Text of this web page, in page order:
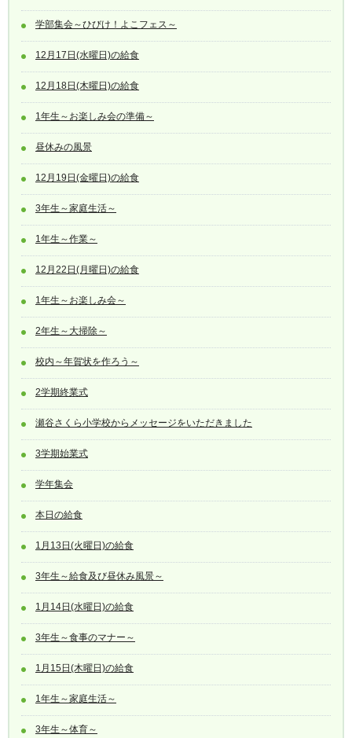
学部集会～ひびけ！よこフェス～
12月17日(水曜日)の給食
12月18日(木曜日)の給食
1年生～お楽しみ会の準備～
昼休みの風景
12月19日(金曜日)の給食
3年生～家庭生活～
1年生～作業～
12月22日(月曜日)の給食
1年生～お楽しみ会～
2年生～大掃除～
校内～年賀状を作ろう～
2学期終業式
瀬谷さくら小学校からメッセージをいただきました
3学期始業式
学年集会
本日の給食
1月13日(火曜日)の給食
3年生～給食及び昼休み風景～
1月14日(水曜日)の給食
3年生～食事のマナー～
1月15日(木曜日)の給食
1年生～家庭生活～
3年生～体育～